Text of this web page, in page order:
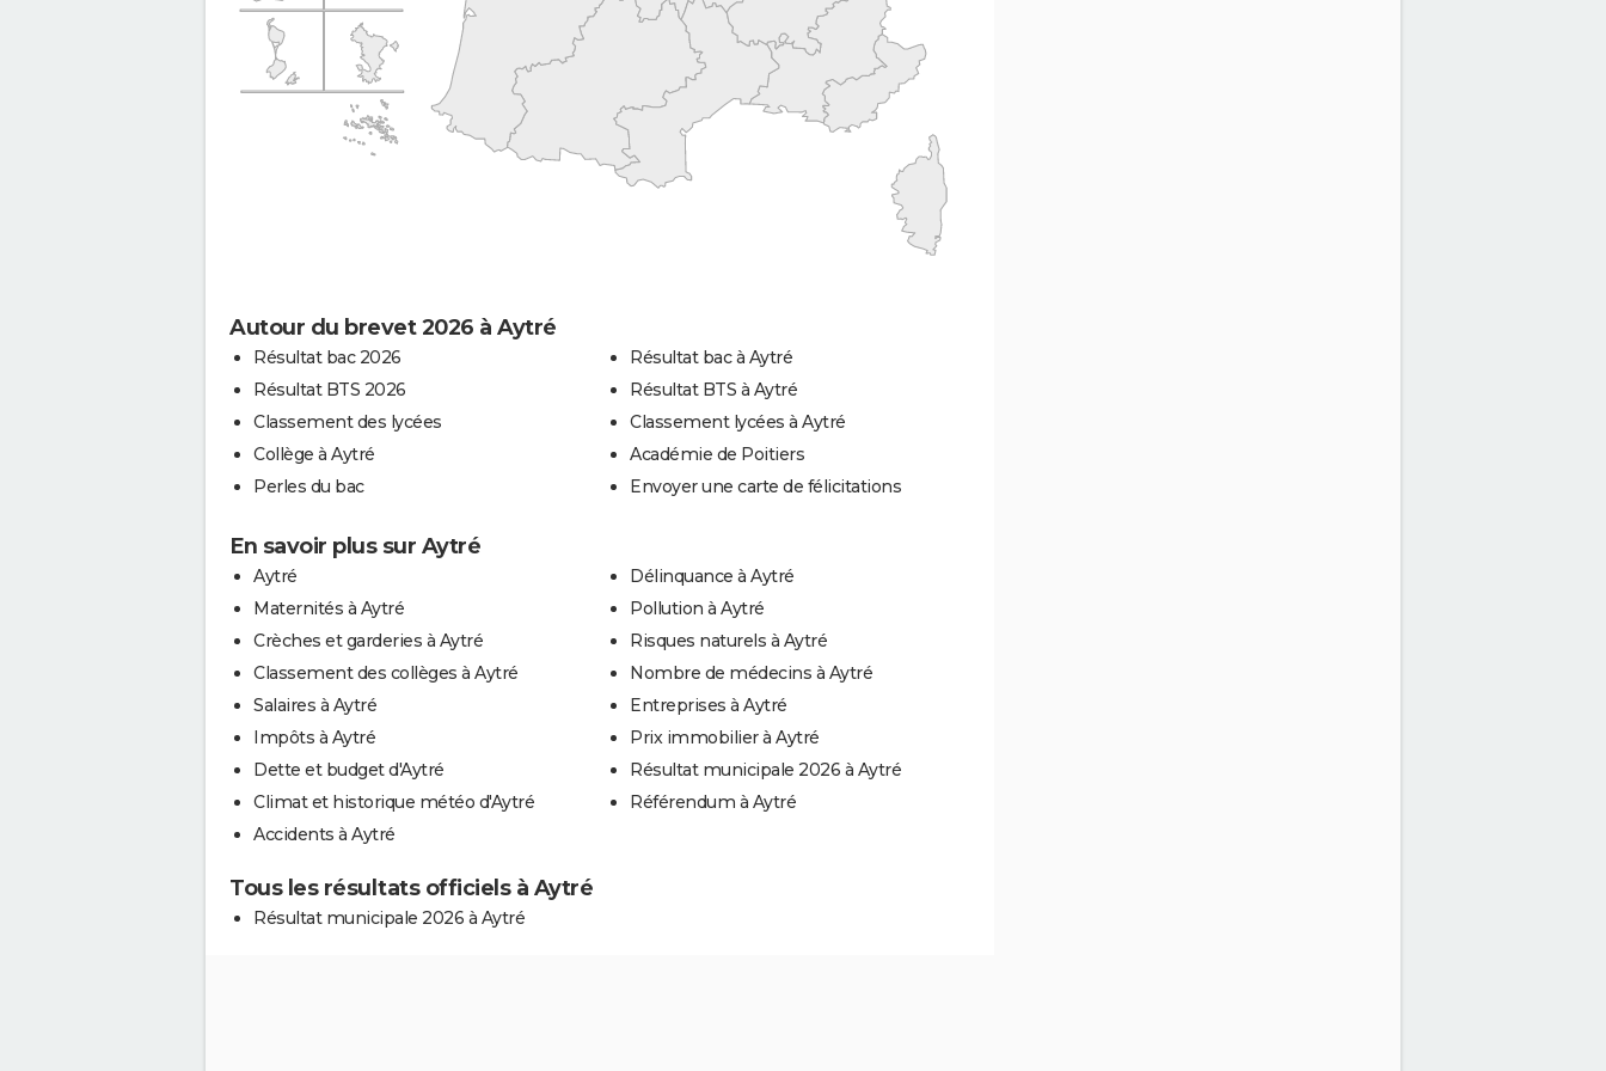
Autour du brevet 2026 à Aytré
Résultat bac 2026
Résultat BTS 2026
Classement des lycées
Collège à Aytré
Perles du bac
Résultat bac à Aytré
Résultat BTS à Aytré
Classement lycées à Aytré
Académie de Poitiers
Envoyer une carte de félicitations
En savoir plus sur Aytré
Aytré
Maternités à Aytré
Crèches et garderies à Aytré
Classement des collèges à Aytré
Salaires à Aytré
Impôts à Aytré
Dette et budget d'Aytré
Climat et historique météo d'Aytré
Accidents à Aytré
Délinquance à Aytré
Pollution à Aytré
Risques naturels à Aytré
Nombre de médecins à Aytré
Entreprises à Aytré
Prix immobilier à Aytré
Résultat municipale 2026 à Aytré
Référendum à Aytré
Tous les résultats officiels à Aytré
Résultat municipale 2026 à Aytré